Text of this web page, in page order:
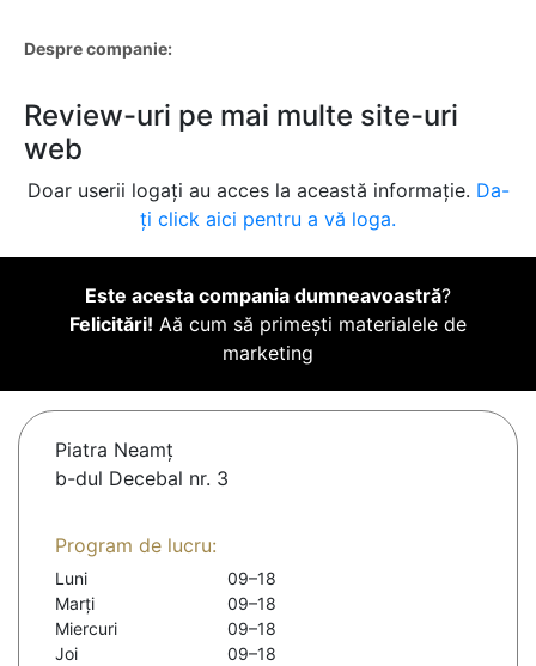
Despre companie:
Review-uri pe mai multe site-uri
web
Doar userii logați au acces la această informație. Da-
ți click aici pentru a vă loga.
Este acesta compania dumneavoastră?
Felicitări! Aă cum să primești materialele de
marketing
Piatra Neamţ
b-dul Decebal nr. 3
Program de lucru:
Luni
09–18
Marți
09–18
Miercuri
09–18
Joi
09–18